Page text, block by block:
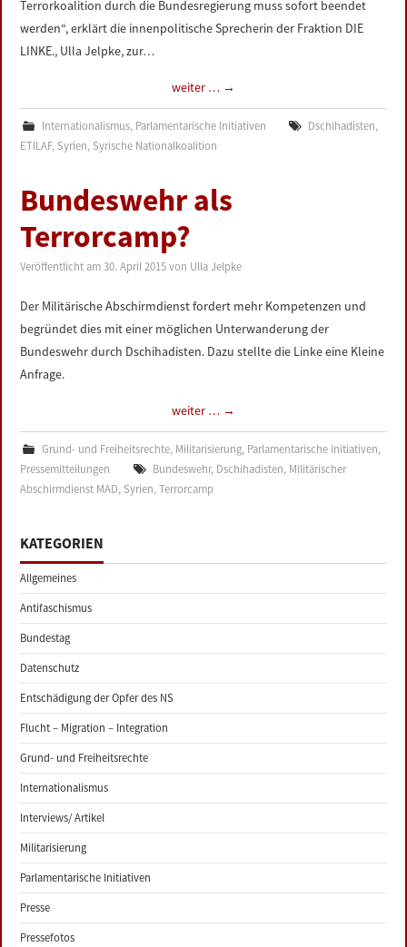
Terrorkoalition durch die Bundesregierung muss sofort beendet
werden“, erklärt die innenpolitische Sprecherin der Fraktion DIE
LINKE., Ulla Jelpke, zur…
weiter … →
Internationalismus, Parlamentarische Initiativen Dschihadisten,
ETILAF, Syrien, Syrische Nationalkoalition
Bundeswehr als
Terrorcamp?
Veröffentlicht am30. April 2015 von Ulla Jelpke
Der Militärische Abschirmdienst fordert mehr Kompetenzen und
begründet dies mit einer möglichen Unterwanderung der
Bundeswehr durch Dschihadisten. Dazu stellte die Linke eine Kleine
Anfrage.
weiter … →
Grund- und Freiheitsrechte, Militarisierung, Parlamentarische Initiativen,
Pressemitteilungen
Bundeswehr, Dschihadisten, Militärischer
Abschirmdienst MAD, Syrien,Terrorcamp
KATEGORIEN
Allgemeines
Antifaschismus
Bundestag
Datenschutz
Entschädigung der Opfer des NS
Flucht – Migration – Integration
Grund- und Freiheitsrechte
Internationalismus
Interviews/ Artikel
Militarisierung
Parlamentarische Initiativen
Presse
Pressefotos